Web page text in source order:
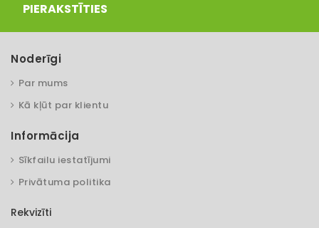
PIERAKSTĪTIES
Noderīgi
Par mums
Kā kļūt par klientu
Informācija
Sīkfailu iestatījumi
Privātuma politika
Rekvizīti